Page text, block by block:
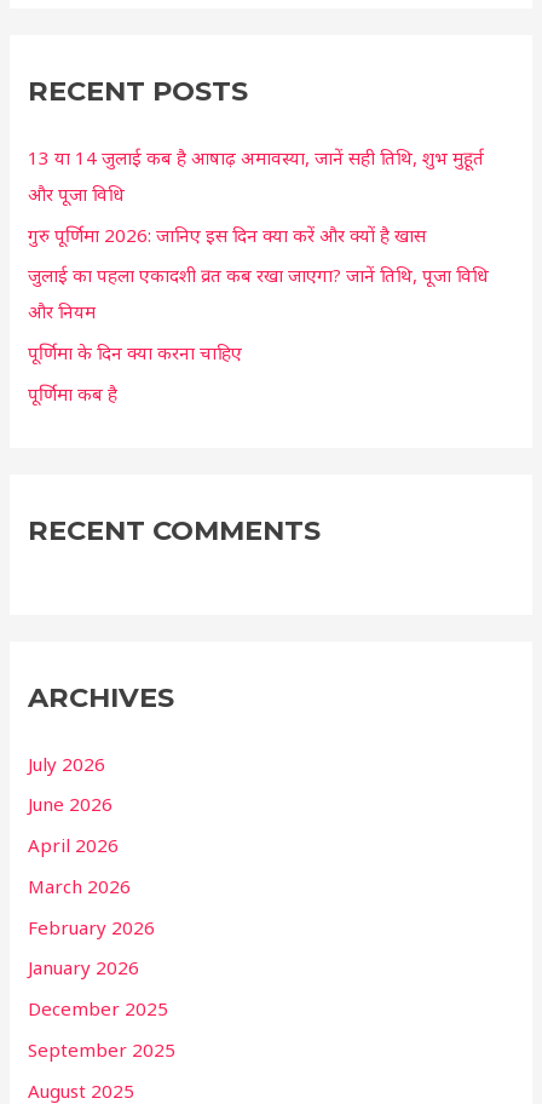
c
f
o
r
:
RECENT POSTS
13 या 14 जुलाई कब है आषाढ़ अमावस्या, जानें सही तिथि, शुभ मुहूर्त
और पूजा विधि
गुरु पूर्णिमा 2026: जानिए इस दिन क्या करें और क्यों है खास
जुलाई का पहला एकादशी व्रत कब रखा जाएगा? जानें तिथि, पूजा विधि
और नियम
पूर्णिमा के दिन क्या करना चाहिए
पूर्णिमा कब है
RECENT COMMENTS
ARCHIVES
July 2026
June 2026
April 2026
March 2026
February 2026
January 2026
December 2025
September 2025
August 2025